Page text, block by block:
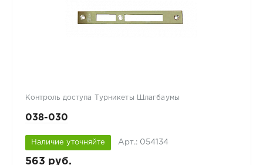
Контроль доступа Турникеты Шлагбаумы
038-030
Наличие уточняйте Арт.: 054134
563 руб.